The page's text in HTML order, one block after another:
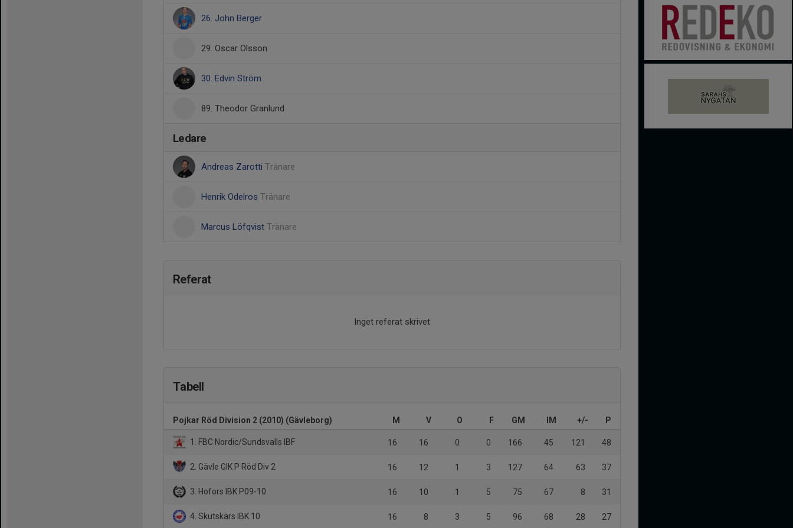
26. John Berger
29. Oscar Olsson
30. Edvin Ström
89. Theodor Granlund
Ledare
Andreas Zarotti Tränare
Henrik Odelros Tränare
Marcus Löfqvist Tränare
Referat
Inget referat skrivet
Tabell
Pojkar Röd Division 2 (2010) (Gävleborg) M V O F GM IM +/- P
1. FBC Nordic/Sundsvalls IBF 16 16 0 0 166 45 121 48
2. Gävle GIK P Röd Div 2 16 12 1 3 127 64 63 37
3. Hofors IBK P09-10 16 10 1 5 75 67 8 31
4. Skutskärs IBK 10 16 8 3 5 96 68 28 27